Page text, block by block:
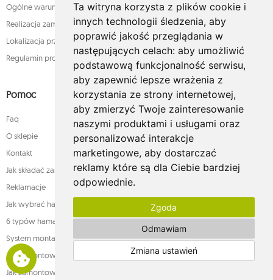
Ta witryna korzysta z plików cookie i
innych technologii śledzenia, aby
poprawić jakość przeglądania w
następujących celach: aby umożliwić
podstawową funkcjonalność serwisu,
aby zapewnić lepsze wrażenia z
korzystania ze strony internetowej,
aby zmierzyć Twoje zainteresowanie
naszymi produktami i usługami oraz
personalizować interakcje
marketingowe, aby dostarczać
reklamy które są dla Ciebie bardziej
odpowiednie.
Zgoda
Odmawiam
Zmiana ustawień
Ogólne warunki sprzedaży
Realizacja zamówienia
Lokalizacja przesyłki
Regulamin programu lojalnościowego
Pomoc
Faq
O sklepie
Kontakt
Jak składać zamówienia w sklepie whamaku.pl?
Reklamacje
Jak wybrać hamak
6 typów hamaków
System montażu
Jak zamontować fotel
Jak zamontować hamak